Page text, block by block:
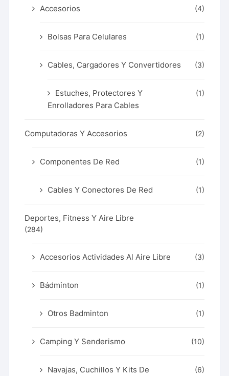
Accesorios (4)
Bolsas Para Celulares (1)
Cables, Cargadores Y Convertidores (3)
Estuches, Protectores Y
Enrolladores Para Cables
(1)
Computadoras Y Accesorios (2)
Componentes De Red (1)
Cables Y Conectores De Red (1)
Deportes, Fitness Y Aire Libre
(284)
Accesorios Actividades Al Aire Libre (3)
Bádminton (1)
Otros Badminton (1)
Camping Y Senderismo (10)
Navajas, Cuchillos Y Kits De
(6)